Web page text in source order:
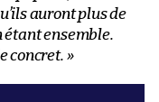
auront plus de
étant ensemble.
concret. »